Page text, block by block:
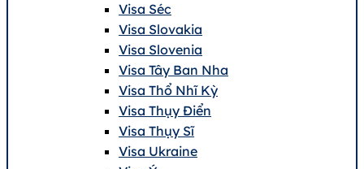
Visa Séc
Visa Slovakia
Visa Slovenia
Visa Tây Ban Nha
Visa Thổ Nhĩ Kỳ
Visa Thụy Điển
Visa Thụy Sĩ
Visa Ukraine